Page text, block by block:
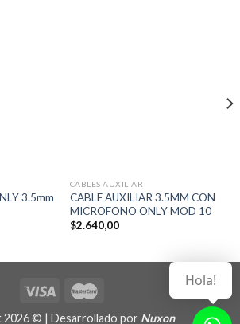
3.5mm
CABLES AUXILIAR
CABLE AUXILIAR 3.5MM CON
MICROFONO ONLY MOD 10
$2.640,00
2026 © | Desarrollado por Nuxon
Hola!